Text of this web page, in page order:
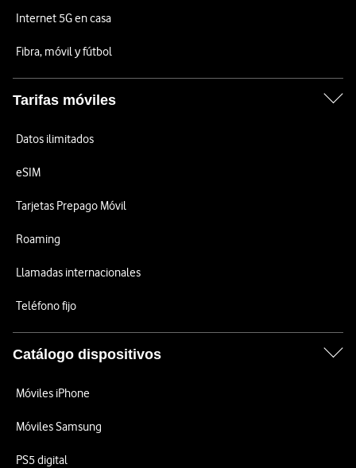
Internet 5G en casa
Fibra, móvil y fútbol
Tarifas móviles
Datos ilimitados
eSIM
Tarjetas Prepago Móvil
Roaming
Llamadas internacionales
Teléfono fijo
Catálogo dispositivos
Móviles iPhone
Móviles Samsung
PS5 digital